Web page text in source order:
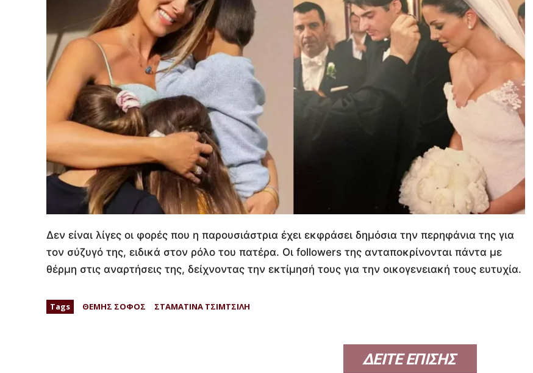
Δεν είναι λίγες οι φορές που η παρουσιάστρια έχει εκφράσει δημόσια την περηφάνια της για
τον σύζυγό της, ειδικά στον ρόλο του πατέρα. Οι followers της ανταποκρίνονται πάντα με
θέρμη στις αναρτήσεις της, δείχνοντας την εκτίμησή τους για την οικογενειακή τους ευτυχία.
Tags ΘΕΜΗΣ ΣΟΦΟΣ ΣΤΑΜΑΤΙΝΑ ΤΣΙΜΤΣΙΛΗ
ΔΕΙΤΕ ΕΠΙΣΗΣ